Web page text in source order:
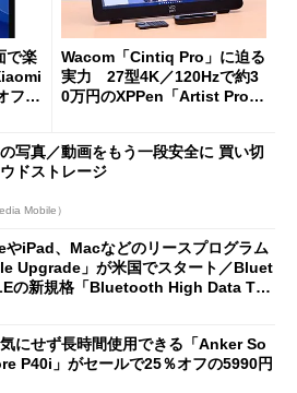
で楽
フの
Wacom「Cintiq Pro」に迫る
実力 27型4K／120Hzで約3
0万円のXPPen「Artist Pro 2
写真／動画をもう一段安全に 買い切
ドストレージ
Mobile）
やiPad、Macなどのリースプログラム
Upgrade」が米国でスタート／Bluet
の新規格「Bluetooth High Data Thr
にせず長時間使用できる「Anker So
P40i」がセールで25％オフの5990円